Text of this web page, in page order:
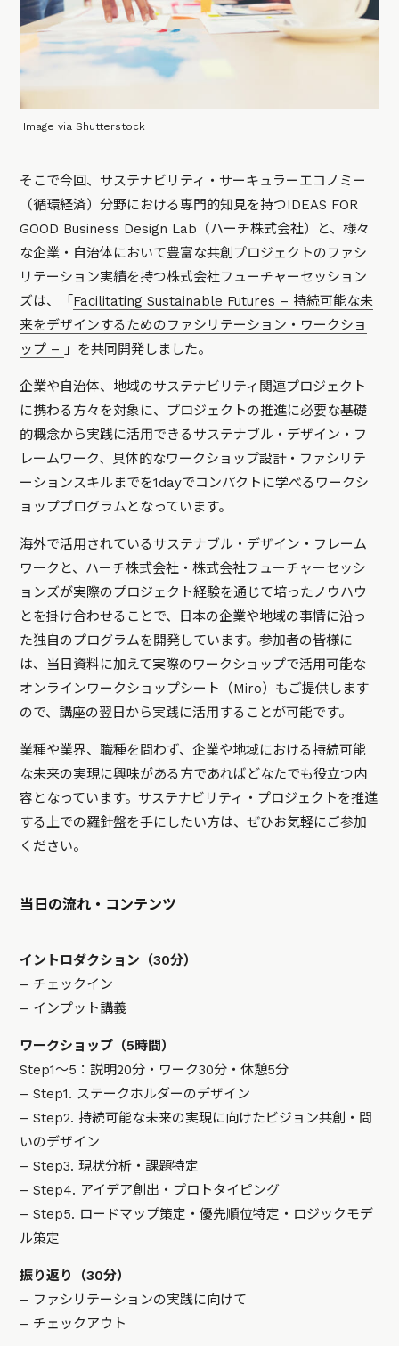
Image via Shutterstock
そこで今回、サステナビリティ・サーキュラーエコノミー
（循環経済）分野における専門的知見を持つIDEAS FOR
GOOD Business Design Lab（ハーチ株式会社）と、様々
な企業・自治体において豊富な共創プロジェクトのファシ
リテーション実績を持つ株式会社フューチャーセッション
ズは、「 Facilitating Sustainable Futures – 持続可能な未
来をデザインするためのファシリテーション・ワークショ
ップ – 」を共同開発しました。
企業や自治体、地域のサステナビリティ関連プロジェクト
に携わる方々を対象に、プロジェクトの推進に必要な基礎
的概念から実践に活用できるサステナブル・デザイン・フ
レームワーク、具体的なワークショップ設計・ファシリテ
ーションスキルまでを1dayでコンパクトに学べるワークシ
ョッププログラムとなっています。
海外で活用されているサステナブル・デザイン・フレーム
ワークと、ハーチ株式会社・株式会社フューチャーセッシ
ョンズが実際のプロジェクト経験を通じて培ったノウハウ
とを掛け合わせることで、日本の企業や地域の事情に沿っ
た独自のプログラムを開発しています。参加者の皆様に
は、当日資料に加えて実際のワークショップで活用可能な
オンラインワークショップシート（Miro）もご提供します
ので、講座の翌日から実践に活用することが可能です。
業種や業界、職種を問わず、企業や地域における持続可能
な未来の実現に興味がある方であればどなたでも役立つ内
容となっています。サステナビリティ・プロジェクトを推進
する上での羅針盤を手にしたい方は、ぜひお気軽にご参加
ください。
当日の流れ・コンテンツ
イントロダクション（30分）
– チェックイン
– インプット講義
ワークショップ（5時間）
Step1〜5：説明20分・ワーク30分・休憩5分
– Step1. ステークホルダーのデザイン
– Step2. 持続可能な未来の実現に向けたビジョン共創・問
いのデザイン
– Step3. 現状分析・課題特定
– Step4. アイデア創出・プロトタイピング
– Step5. ロードマップ策定・優先順位特定・ロジックモデ
ル策定
振り返り（30分）
– ファシリテーションの実践に向けて
– チェックアウト